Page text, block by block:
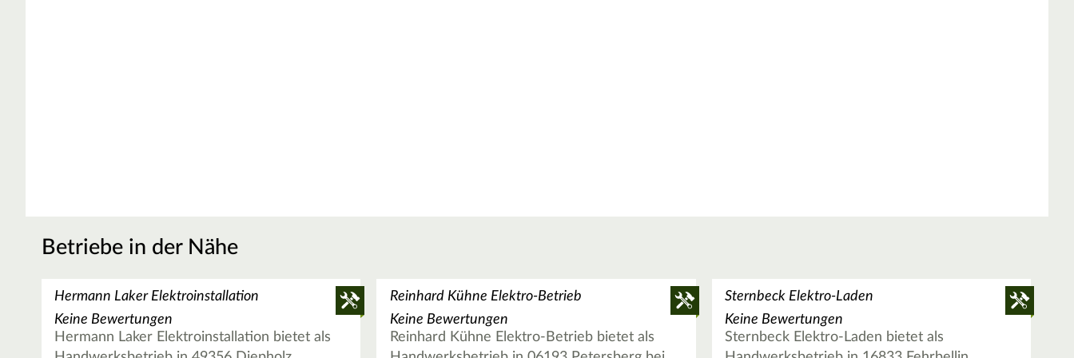
Betriebe in der Nähe
Hermann Laker Elektroinstallation
Keine Bewertungen
Hermann Laker Elektroinstallation bietet als
Reinhard Kühne Elektro-Betrieb
Keine Bewertungen
Reinhard Kühne Elektro-Betrieb bietet als
Sternbeck Elektro-Laden
Keine Bewertungen
Sternbeck Elektro-Laden bietet als